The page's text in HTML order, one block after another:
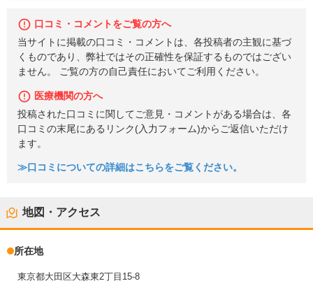
口コミ・コメントをご覧の方へ
当サイトに掲載の口コミ・コメントは、各投稿者の主観に基づ
くものであり、弊社ではその正確性を保証するものではござい
ません。 ご覧の方の自己責任においてご利用ください。
医療機関の方へ
投稿された口コミに関してご意見・コメントがある場合は、各
口コミの末尾にあるリンク(入力フォーム)からご返信いただけ
ます。
≫口コミについての詳細はこちらをご覧ください。
地図・アクセス
所在地
東京都大田区大森東2丁目15-8